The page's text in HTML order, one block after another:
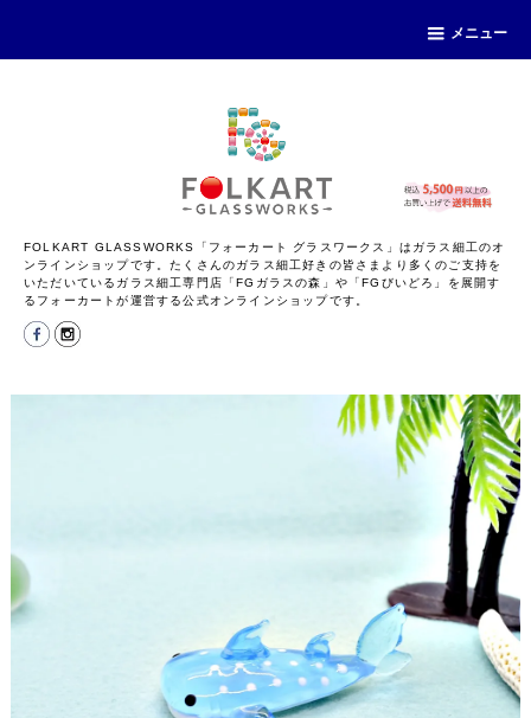
メニュー
FOLKART GLASSWORKS「フォーカート グラスワークス」はガラス細工のオ
ンラインショップです。たくさんのガラス細工好きの皆さまより多くのご支持を
いただいているガラス細工専門店「FGガラスの森」や「FGびいどろ」を展開す
るフォーカートが運営する公式オンラインショップです。